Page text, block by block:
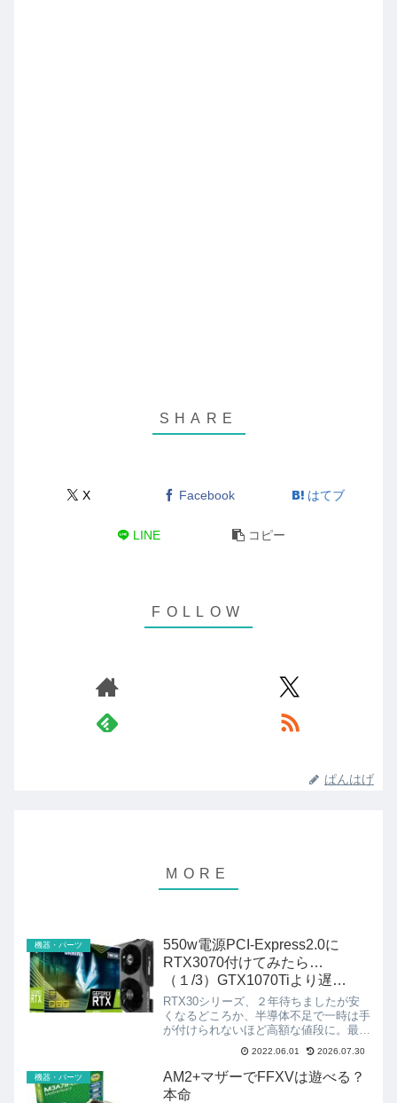
X Facebook はてブ
LINE コピー
ぱんはげ
機器・パーツ
550w電源PCI-Express2.0に
RTX3070付けてみたら…
（１/3）GTX1070Tiより遅
い！？
RTX30シリーズ、２年待ちましたが安
くなるどころか、半導体不足で一時は手
が付けられないほど高額な値段に。最近
になってやっと定価に近づいてきたの
で、とうとう我慢出来ずに買っちゃいま
した。現在のPC環境電源：
NE550CATX550W電源UE...
2022.06.01 2026.07.30
機器・パーツ
AM2+マザーでFFXVは遊べる？
本命